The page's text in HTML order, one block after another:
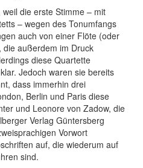
die erste Stimme – mit
– wegen des Tonumfangs
auch von einer Flöte (oder
außerdem im Druck
diese Quartette
Jedoch waren sie bereits
dass immerhin drei
Berlin und Paris diese
und Leonore von Zadow, die
Verlag Güntersberg
Vorwort
auf, die wiederum auf
sind.